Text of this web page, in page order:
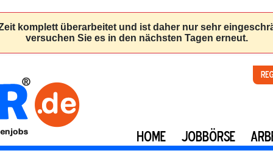
HOME JOBBÖRSE